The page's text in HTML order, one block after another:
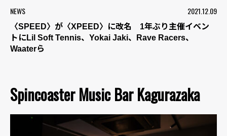
NEWS 2021.12.09
〈SPEED〉が〈XPEED〉に改名 1年ぶり主催イベン
トにLil Soft Tennis、Yokai Jaki、Rave Racers、
Waaterら
Spincoaster Music Bar Kagurazaka